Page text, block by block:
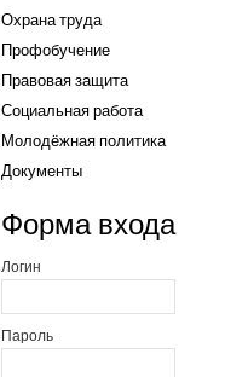
Охрана труда
Профобучение
Правовая защита
Социальная работа
Молодёжная политика
Документы
Форма входа
Логин
Пароль